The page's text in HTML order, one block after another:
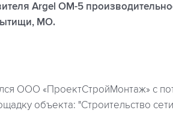
Argel OM-5
МО.
ООО «ПроектСтройМонтаж» с
объекта: "Строительство